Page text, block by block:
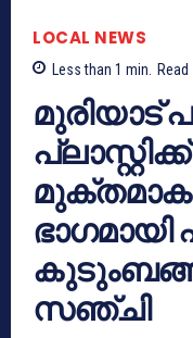
LOCAL NEWS
Less than 1 min. Read
മുരിയാട്
പ്ലാസ്റ്റിക്ക്
സഞ്ചി